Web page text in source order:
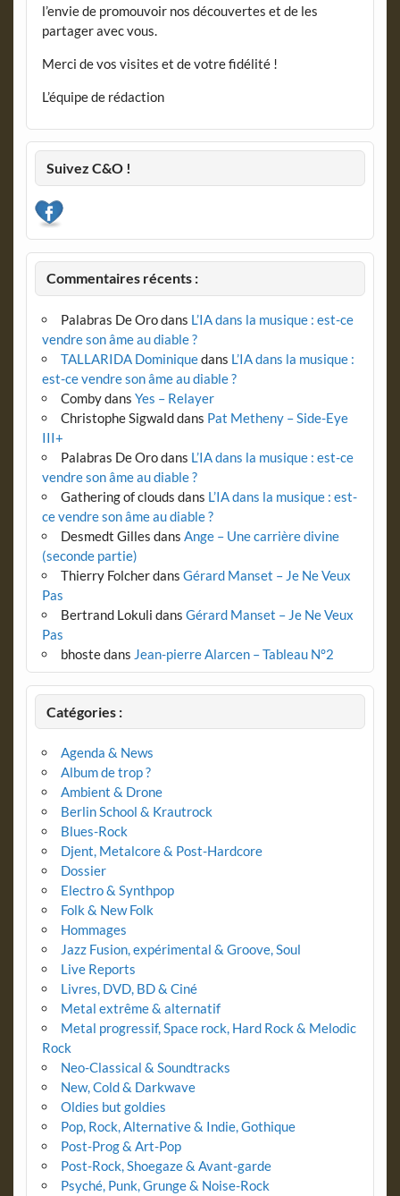
l’envie de promouvoir nos découvertes et de les
partager avec vous.
Merci de vos visites et de votre fidélité !
L’équipe de rédaction
Suivez C&O !
Commentaires récents :
Palabras De Orodans L’IA dans la musique : est-ce
vendre son âme au diable ?
TALLARIDA Dominiquedans L’IA dans la musique :
est-ce vendre son âme au diable ?
Combydans Yes – Relayer
Christophe Sigwalddans Pat Metheny – Side-Eye
III+
Palabras De Orodans L’IA dans la musique : est-ce
vendre son âme au diable ?
Gathering of clouds dans L’IA dans la musique : est-
ce vendre son âme au diable ?
Desmedt Gilles dans Ange – Une carrière divine
(seconde partie)
Thierry Folcherdans Gérard Manset – Je Ne Veux
Pas
Bertrand Lokuli dans Gérard Manset – Je Ne Veux
Pas
bhostedans Jean-pierre Alarcen – Tableau N°2
Catégories :
Agenda & News
Album de trop ?
Ambient & Drone
Berlin School & Krautrock
Blues-Rock
Djent, Metalcore & Post-Hardcore
Dossier
Electro & Synthpop
Folk & New Folk
Hommages
Jazz Fusion, expérimental & Groove, Soul
Live Reports
Livres, DVD, BD & Ciné
Metal extrême & alternatif
Metal progressif, Space rock, Hard Rock & Melodic
Rock
Neo-Classical & Soundtracks
New, Cold & Darkwave
Oldies but goldies
Pop, Rock, Alternative & Indie, Gothique
Post-Prog & Art-Pop
Post-Rock, Shoegaze & Avant-garde
Psyché, Punk, Grunge & Noise-Rock